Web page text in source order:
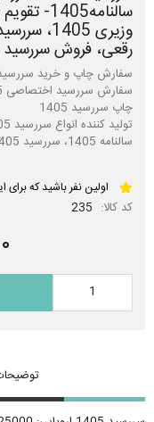
وزیری
رقعی، فروش سررسید 1405
سالنامه 1405، سررسید 1405
اولین نفر باشید که
کد کالا: 235